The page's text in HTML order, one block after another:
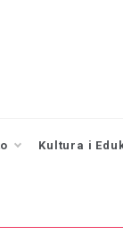
Kultura i